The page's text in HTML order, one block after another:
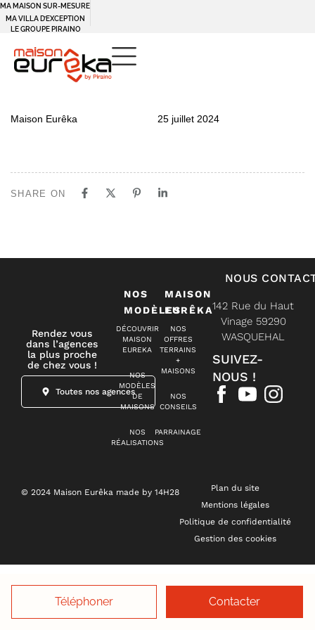
Téléphoner Contacter
MA MAISON SUR-MESURE
MA VILLA D’EXCEPTION
LE GROUPE PIRAINO
IN:
Maison Eurêka
on:
25 juillet 2024
SHARE ON
Rendez vous
dans l’agences
la plus proche
de chez vous !
Toutes nos agences
NOS
MODÈLES
DÉCOUVRIR
MAISON
EUREKA
NOS
MODÈLES
DE
MAISONS
NOS
RÉALISATIONS
MAISON
EURÊKA
NOS
OFFRES
TERRAINS
+
MAISONS
NOS
CONSEILS
PARRAINAGE
NOUS
142 Rue du Haut
Vinage 59290
WASQUEHAL
SUIVEZ-
NOUS !
© 2024 Maison Eurêka made by 14H28
Plan du site
Mentions légales
Politique de confidentialité
Gestion des cookies